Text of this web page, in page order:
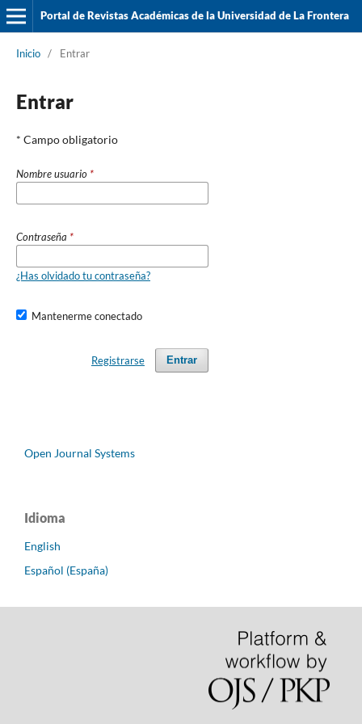
Portal de Revistas Académicas de la Universidad de La Frontera
Inicio / Entrar
Entrar
* Campo obligatorio
Nombre usuario *
Contraseña *
¿Has olvidado tu contraseña?
Mantenerme conectado
Entrar
Registrarse
Open Journal Systems
Idioma
English
Español (España)